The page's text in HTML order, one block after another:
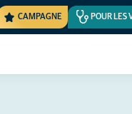
CAMPAGNE POUR LES